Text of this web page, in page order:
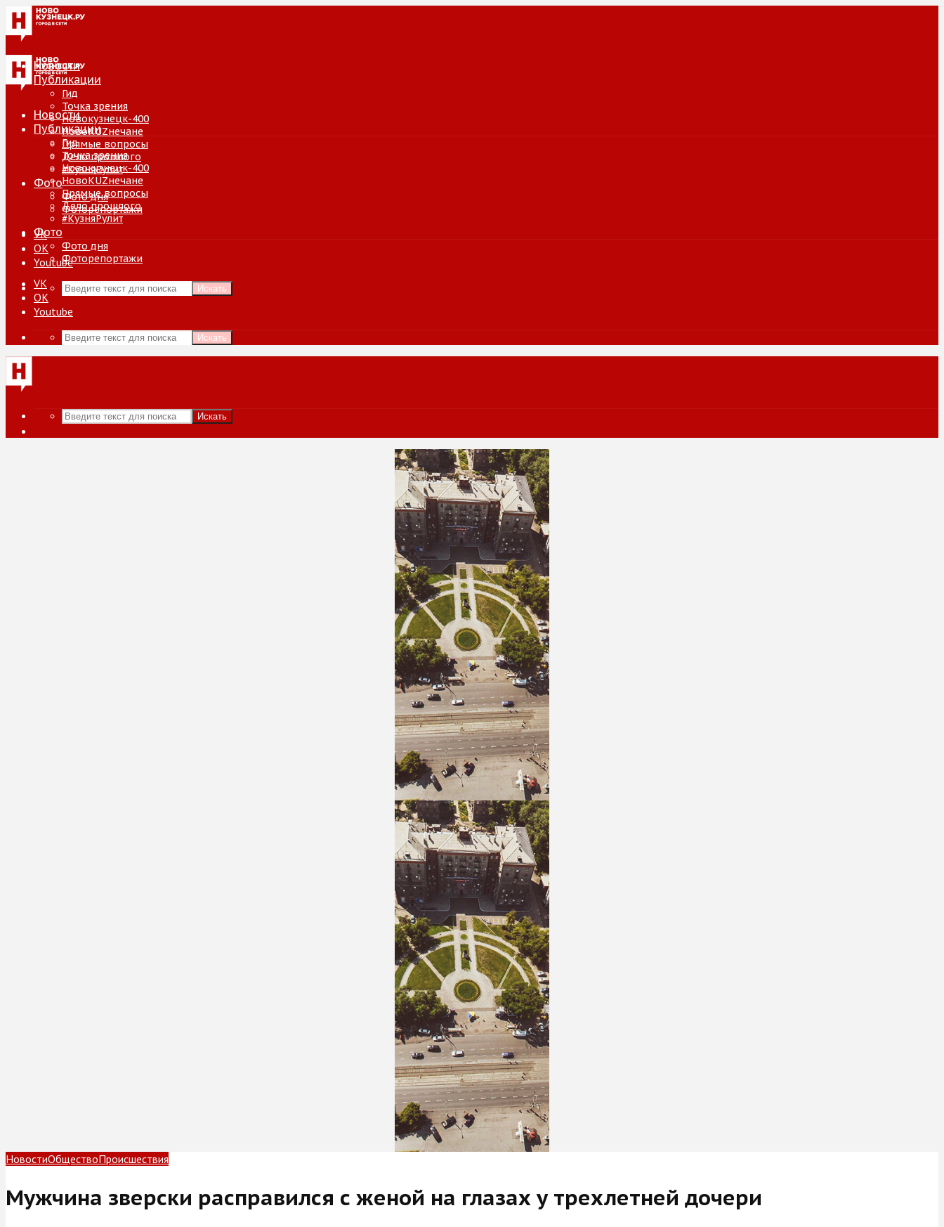
Новости
Публикации
Гид
Точка зрения
Новокузнецк-400
НовоKUZнечане
Прямые вопросы
Дело прошлого
#КузняРулит
Фото
Фото дня
Фоторепортажи
VK
ОК
Youtube
Искать
Новости
Публикации
Гид
Точка зрения
Новокузнецк-400
НовоKUZнечане
Прямые вопросы
Дело прошлого
#КузняРулит
Фото
Фото дня
Фоторепортажи
VK
ОК
Youtube
Искать
Искать
НовостиОбществоПроисшествия
Мужчина зверски расправился с женой на глазах у трехлетней дочери